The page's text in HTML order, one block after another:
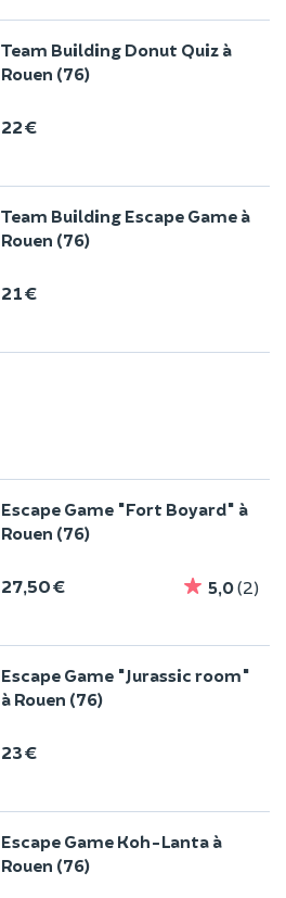
Team Building Donut Quiz à
Rouen (76)
22 €
Team Building Escape Game à
Rouen (76)
21 €
Escape Game "Fort Boyard" à
Rouen (76)
27,50 € 5,0(2)
Escape Game "Jurassic room"
à Rouen (76)
23 €
Escape Game Koh-Lanta à
Rouen (76)